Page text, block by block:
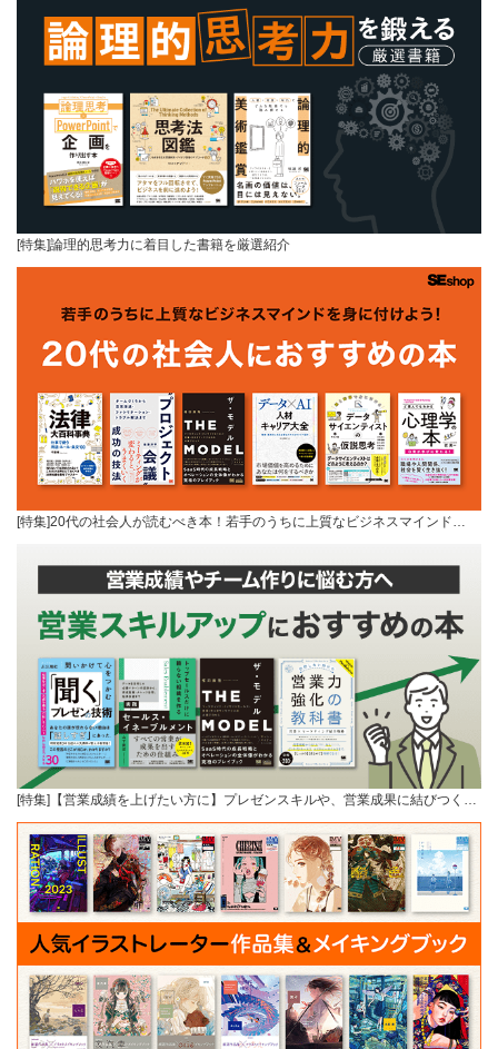
[特集]論理的思考力に着目した書籍を厳選紹介
[特集]20代の社会人が読むべき本！若手のうちに上質なビジネスマインド…
[特集]【営業成績を上げたい方に】プレゼンスキルや、営業成果に結びつく…